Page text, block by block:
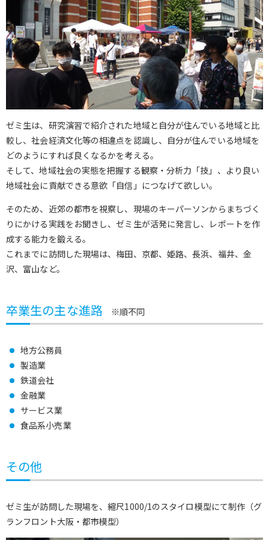
ゼミ生は、研究演習で紹介された地域と自分が住んでいる地域と比
較し、社会経済文化等の相違点を認識し、自分が住んでいる地域を
どのようにすれば良くなるかを考える。
そして、地域社会の実態を把握する観察・分析力「技」、より良い
地域社会に貢献できる意欲「自信」につなげて欲しい。
そのため、近郊の都市を視察し、現場のキーパーソンからまちづく
りにかける実践をお聞きし、ゼミ生が活発に発言し、レポートを作
成する能力を鍛える。
これまでに訪問した現場は、梅田、京都、姫路、長浜、福井、金
沢、富山など。
卒業生の主な進路※順不同
地方公務員
製造業
鉄道会社
金融業
サービス業
食品系小売業
その他
ゼミ生が訪問した現場を、縮尺1000/1のスタイロ模型にて制作（グ
ランフロント大阪・都市模型）